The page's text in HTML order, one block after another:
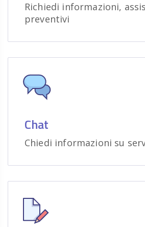
Richiedi informazioni,
preventivi
Chat
Chiedi informazioni su